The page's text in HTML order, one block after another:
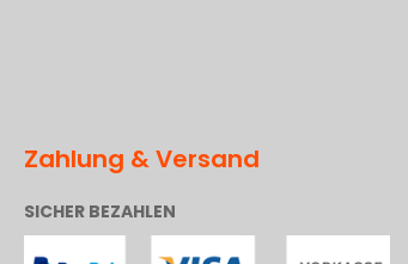
Zahlung & Versand
SICHER BEZAHLEN